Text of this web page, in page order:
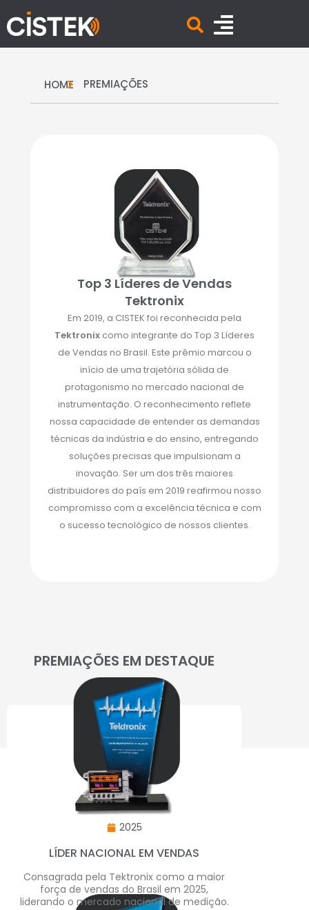
HOME PREMIAÇÕES
Top 3 Líderes de Vendas
Tektronix
Em 2019, a CISTEK foi reconhecida pela
Tektronix como integrante do Top 3 Líderes
de Vendas no Brasil. Este prêmio marcou o
início de uma trajetória sólida de
protagonismo no mercado nacional de
instrumentação. O reconhecimento reflete
nossa capacidade de entender as demandas
técnicas da indústria e do ensino, entregando
soluções precisas que impulsionam a
inovação. Ser um dos três maiores
distribuidores do país em 2019 reafirmou nosso
compromisso com a excelência técnica e com
o sucesso tecnológico de nossos clientes.
PREMIAÇÕES EM DESTAQUE
2025
LÍDER NACIONAL EM VENDAS
Consagrada pela Tektronix como a maior
força de vendas do Brasil em 2025,
liderando o mercado nacional de medição.